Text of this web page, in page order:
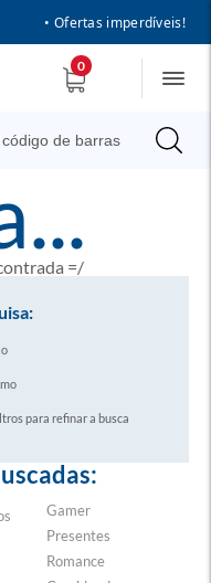
• Ofertas imperdíveis!
0
=/
para refinar a busca
Gamer
Presentes
Romance